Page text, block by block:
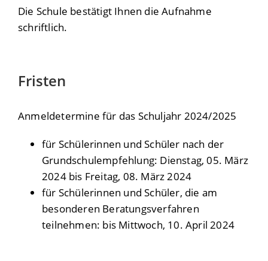
Die Schule bestätigt Ihnen die Aufnahme
schriftlich.
Fristen
Anmeldetermine für das Schuljahr 2024/2025
für Schülerinnen und Schüler nach der
Grundschulempfehlung: Dienstag, 05. März
2024 bis Freitag, 08. März 2024
für Schülerinnen und Schüler, die am
besonderen Beratungsverfahren
teilnehmen: bis Mittwoch, 10. April 2024